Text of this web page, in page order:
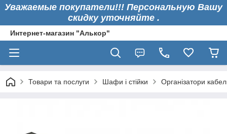
Уважаемые покупатели!!! Персональную Вашу
скидку уточняйте .
Интернет-магазин "Алькор"
Товари та послуги Шафи і стійки Організатори